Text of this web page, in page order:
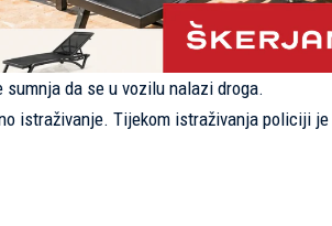
da se u vozilu nalazi droga.
istraživanje. Tijekom istraživanja policiji